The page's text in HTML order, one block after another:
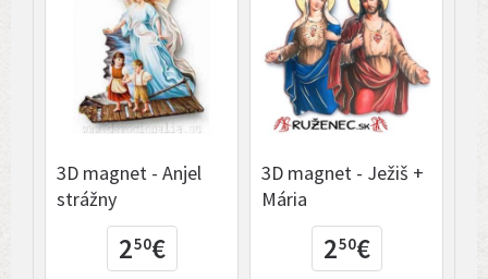
3D magnet - Anjel
strážny
250€
3D magnet - Ježiš +
Mária
250€